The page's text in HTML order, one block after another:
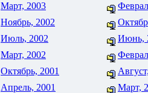
Март, 2003
Ноябрь, 2002
Июль, 2002
Июнь,
Март, 2002
Октябрь, 2001
Апрель, 2001
Март,